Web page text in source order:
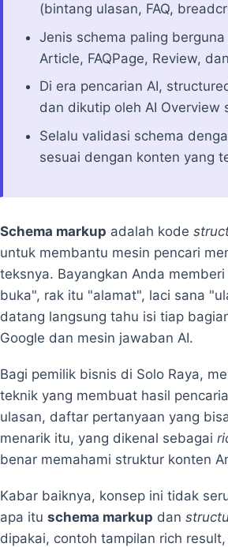
(bintang ulasan, FAQ,
Jenis schema paling
Article, FAQPage, Review,
Di era pencarian AI,
dan dikutip oleh AI Overview
Selalu validasi schema
sesuai dengan konten yang
Schema markup adalah kode
untuk membantu mesin pencari
teksnya. Bayangkan Anda
buka", rak itu "alamat", laci sana
datang langsung tahu isi tiap
Google dan mesin jawaban AI.
Bagi pemilik bisnis di Solo Raya,
teknik yang membuat hasil
ulasan, daftar pertanyaan yang
menarik itu, yang dikenal sebagai
benar memahami struktur konten
Kabar baiknya, konsep ini tidak
apa itu schema markup dan
dipakai, contoh tampilan rich